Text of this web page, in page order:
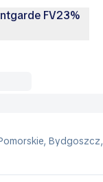
FV23%
Bydgoszcz,